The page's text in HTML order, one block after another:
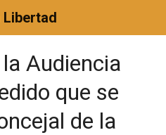
Libertad
Audiencia
que se
de la